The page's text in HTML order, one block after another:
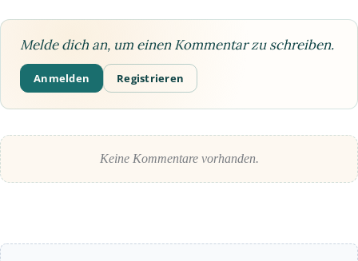
Melde dich an, um einen Kommentar zu schreiben.
Anmelden Registrieren
Keine Kommentare vorhanden.